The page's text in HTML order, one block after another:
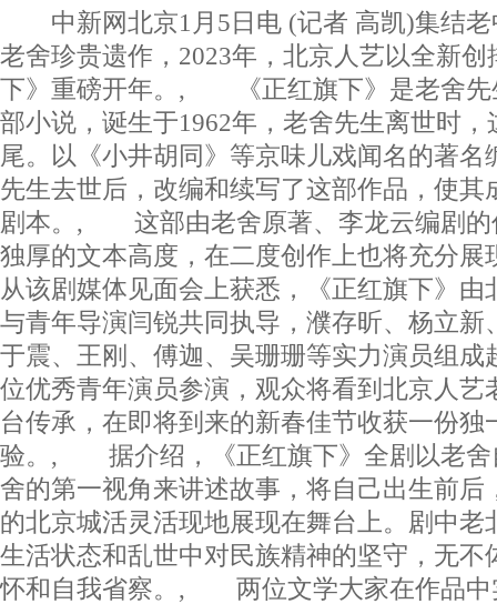
中新网北京1月5日电 (记者 高凯)集结老
老舍珍贵遗作，2023年，北京人艺以全新
下》重磅开年。, 《正红旗下》是老舍先
部小说，诞生于1962年，老舍先生离世时
尾。以《小井胡同》等京味儿戏闻名的著名
先生去世后，改编和续写了这部作品，使其
剧本。, 这部由老舍原著、李龙云编剧的
独厚的文本高度，在二度创作上也将充分展
从该剧媒体见面会上获悉，《正红旗下》由
与青年导演闫锐共同执导，濮存昕、杨立新
于震、王刚、傅迦、吴珊珊等实力演员组成
位优秀青年演员参演，观众将看到北京人艺
台传承，在即将到来的新春佳节收获一份独
验。, 据介绍，《正红旗下》全剧以老舍
舍的第一视角来讲述故事，将自己出生前后
的北京城活灵活现地展现在舞台上。剧中老
生活状态和乱世中对民族精神的坚守，无不
怀和自我省察。, 两位文学大家在作品中